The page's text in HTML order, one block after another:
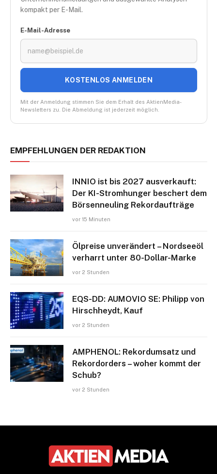
kompakt per E-Mail.
E-Mail-Adresse
KOSTENLOS ANMELDEN
Mit der Anmeldung stimmen Sie dem Erhalt des AktienMedia-
Newsletters zu. Die Abmeldung ist jederzeit möglich.
EMPFEHLUNGEN DER REDAKTION
INNIO ist bis 2027 ausverkauft:
Der KI-Stromhunger beschert dem
Börsenneuling Rekordaufträge
vor 15 Minuten
Ölpreise unverändert – Nordseeöl
verharrt unter 80-Dollar-Marke
vor 2 Stunden
EQS-DD: AUMOVIO SE: Philipp von
Hirschheydt, Kauf
vor 2 Stunden
AMPHENOL: Rekordumsatz und
Rekordorders – woher kommt der
Schub?
vor 2 Stunden